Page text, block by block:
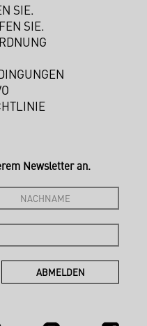
SIE.
SIE.
Newsletter an.